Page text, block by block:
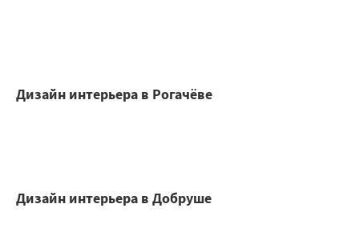
Дизайн интерьера в Рогачёве
Дизайн интерьера в Добруше